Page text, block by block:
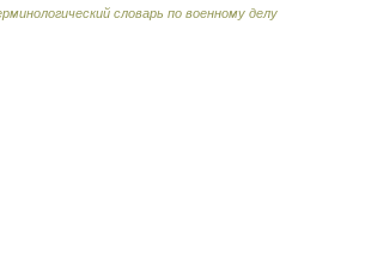
словарь по военному делу